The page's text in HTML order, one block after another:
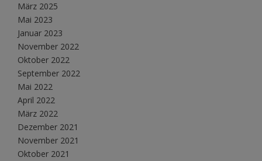
März 2025
Mai 2023
Januar 2023
November 2022
Oktober 2022
September 2022
Mai 2022
April 2022
März 2022
Dezember 2021
November 2021
Oktober 2021